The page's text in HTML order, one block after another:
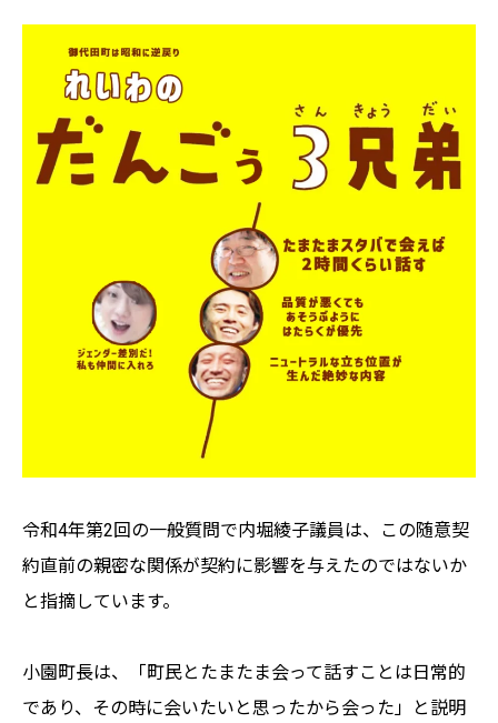
令和4年第2回の一般質問で内堀綾子議員は、この随意契
約直前の親密な関係が契約に影響を与えたのではないか
と指摘しています。
小園町長は、「町民とたまたま会って話すことは日常的
であり、その時に会いたいと思ったから会った」と説明